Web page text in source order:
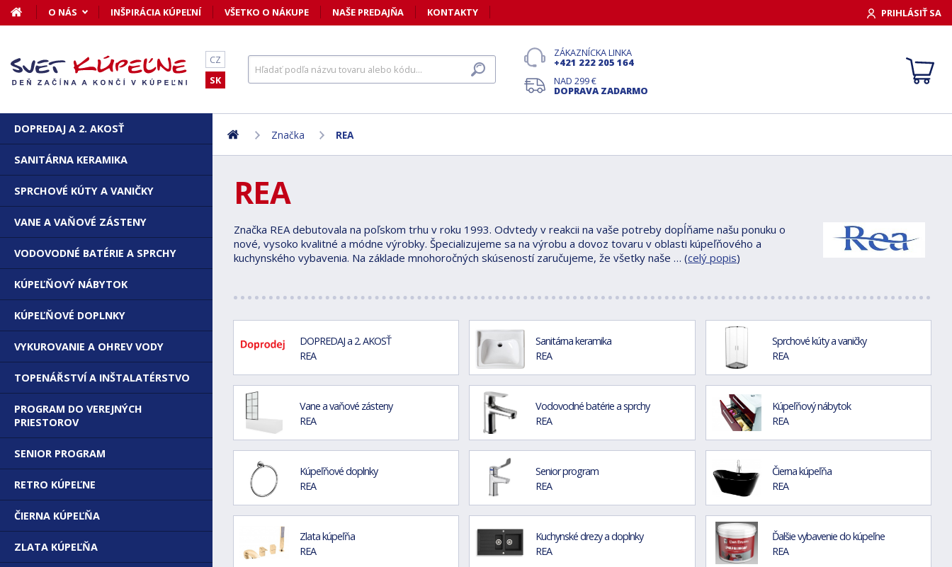
O NÁS INŠPIRÁCIA KÚPEĽNÍ VŠETKO O NÁKUPE NAŠE PREDAJŇA KONTAKTY PRIHLÁSIŤ SA
CZ
SK
ZÁKAZNÍCKA LINKA
+421 222 205 164
NAD 299 €
DOPRAVA ZADARMO
Značka REA
REA
Značka REA debutovala na poľskom trhu v roku 1993. Odvtedy v reakcii na vaše potreby dopĺňame našu ponuku o
nové, vysoko kvalitné a módne výrobky. Špecializujeme sa na výrobu a dovoz tovaru v oblasti kúpeľňového a
kuchynského vybavenia. Na základe mnohoročných skúseností zaručujeme, že všetky naše … (celý popis)
DOPREDAJ a 2. AKOSŤ
REA
Sanitárna keramika
REA
Sprchové kúty a vaničky
REA
Vane a vaňové zásteny
REA
Vodovodné batérie a sprchy
REA
Kúpeľňový nábytok
REA
Kúpeľňové doplnky
REA
Senior program
REA
Čierna kúpeľňa
REA
Zlata kúpeľňa
REA
Kuchynské drezy a doplnky
REA
Ďalšie vybavenie do kúpeľne
REA
DOPREDAJ A 2. AKOSŤ
SANITÁRNA KERAMIKA
SPRCHOVÉ KÚTY A VANIČKY
VANE A VAŇOVÉ ZÁSTENY
VODOVODNÉ BATÉRIE A SPRCHY
KÚPEĽŇOVÝ NÁBYTOK
KÚPEĽŇOVÉ DOPLNKY
VYKUROVANIE A OHREV VODY
TOPENÁŘSTVÍ A INŠTALATÉRSTVO
PROGRAM DO VEREJNÝCH
PRIESTOROV
SENIOR PROGRAM
RETRO KÚPEĽNE
ČIERNA KÚPEĽŇA
ZLATA KÚPEĽŇA